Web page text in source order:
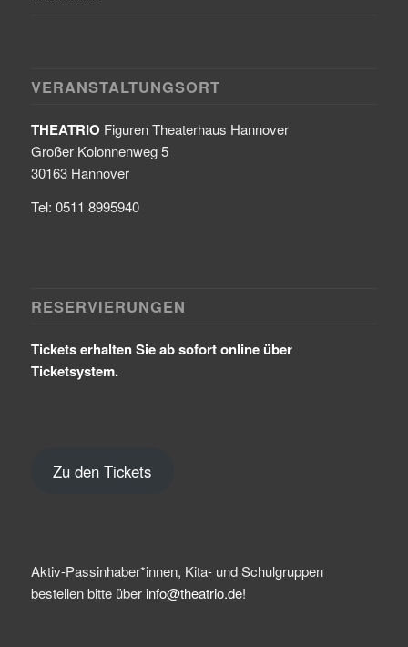
VERANSTALTUNGSORT
THEATRIO Figuren Theaterhaus Hannover
Großer Kolonnenweg 5
30163 Hannover
Tel: 0511 8995940
RESERVIERUNGEN
Tickets erhalten Sie ab sofort online über
Ticketsystem.
Zu den Tickets
Aktiv-Passinhaber*innen, Kita- und Schulgruppen
bestellen bitte über info@theatrio.de!